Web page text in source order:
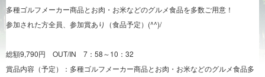
多種ゴルフメーカー商品とお肉・お米などのグルメ食品を多数ご用意！
参加された方全員、参加賞あり（食品予定）(^^)/
総額9,790円 OUT/IN 7：58～10：32
賞品内容（予定）：多種ゴルフメーカー商品とお肉・お米などのグルメ食品多